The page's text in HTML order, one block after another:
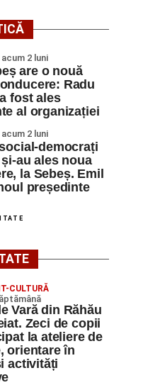
acum 2 luni
are o nouă
Radu
fost ales
al organizației
acum 2 luni
democrați
au ales noua
la Sebeș. Emil
președinte
CULTURĂ
Vară din Răhău
Zeci de copii
la ateliere de
orientare în
activități